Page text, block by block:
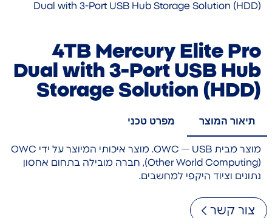
Dual with 3-Port USB Hub Storage Solution (HDD)
4TB Mercury Elite Pro
Dual with 3-Port USB Hub
Storage Solution (HDD)
תיאור המוצר מפרט טכני
מוצר מבית OWC — USB. מוצר איכותי המיוצר על ידי OWC
(Other World Computing), חברה מובילה בתחום אחסון
נתונים וציוד היקפי למחשבים.
צור קשר